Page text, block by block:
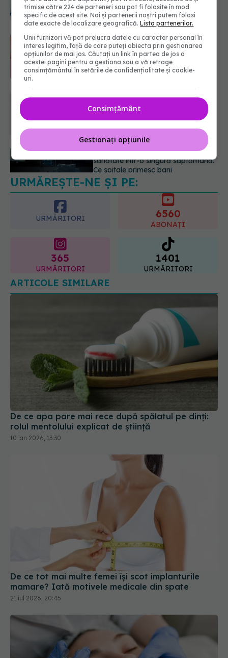
Dieta care poate crește brusc
colesterolul. Cine este mai expus
07.08.2026, 17:22
sănătate într-o singură săptămână.
Ce spitale primesc bani
Ce spune culoarea ta preferată
despre vârsta pe care o ai. Care
este "codul cromatic" al generațiilor
07.08.2026, 21:29
URMĂREȘTE-NE ȘI PE:
URMĂRITORI
365 1401
ARTICOLE SIMILARE
De ce apa pare mai rece după spălatul pe dinți:
rolul mentolului explicat de știință
De ce tot mai multe femei își scot implanturile
mamare? Iată motivele medicale din spate
21 iul 2026, 20:45
trimise către 224 de parteneri sau pot fi folosite în mod
specific de acest site. Noi și partenerii noștri putem folosi
date exacte de localizare geografică.Lista partenerilor.
Unii furnizori vă pot prelucra datele cu caracter personal în
interes legitim, față de care puteți obiecta prin gestionarea
opțiunilor de mai jos. Căutați un link în partea de jos a
acestei pagini pentru a gestiona sau a vă retrage
consimțământul în setările de confidențialitate și cookie-
uri.
Consimțământ
Gestionați opțiunile